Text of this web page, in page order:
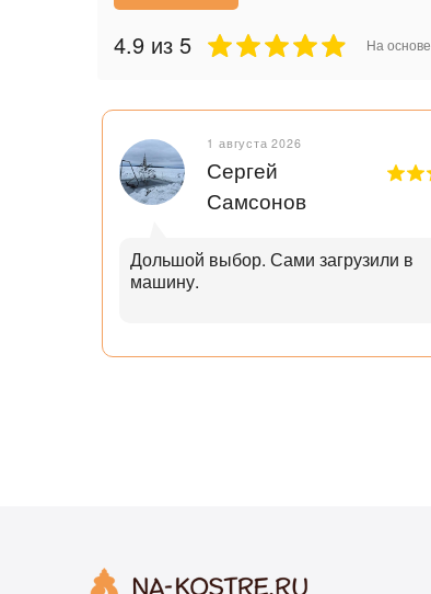
4.9из 5 На основе
1 августа 2026
Сергей
Самсонов
Дольшой выбор. Сами загрузили в
машину.